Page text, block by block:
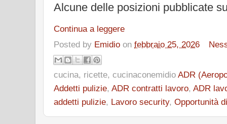
Alcune delle posizioni pubblicate
Continua a leggere
Posted by Emidio on febbraio 25, 2026
cucina, ricette, cucinaconemidio ADR
Addetti pulizie, ADR contratti lavoro, ADR
addetti pulizie, Lavoro security, Opportunità